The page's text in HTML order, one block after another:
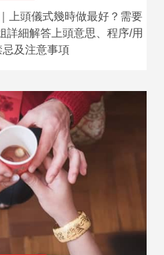
上頭儀式幾時做最好？需要
詳細解答上頭意思、程序/用
及注意事項